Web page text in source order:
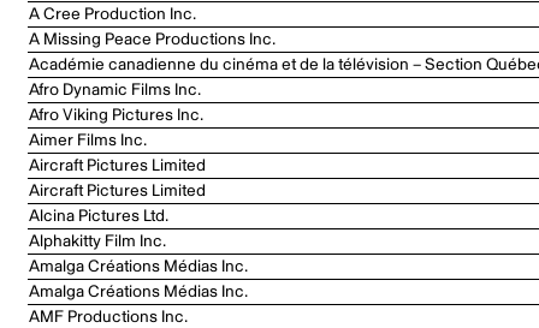
A Cree Production Inc.
A Missing Peace Productions Inc.
Académie canadienne du cinéma et de la télévision – Section
Afro Dynamic Films Inc.
Afro Viking Pictures Inc.
Aimer Films Inc.
Aircraft Pictures Limited
Aircraft Pictures Limited
Alcina Pictures Ltd.
Alphakitty Film Inc.
Amalga Créations Médias Inc.
Amalga Créations Médias Inc.
AMF Productions Inc.